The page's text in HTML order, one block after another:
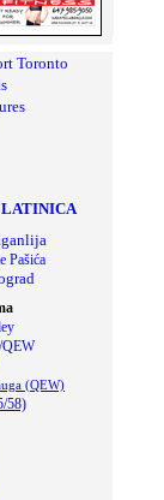
Toronto
LATINICA
Pašića
QEW
(QEW)
58)